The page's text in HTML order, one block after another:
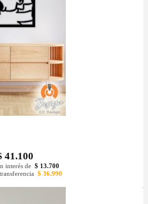
41.100
interés de $ 13.700
$ 36.990